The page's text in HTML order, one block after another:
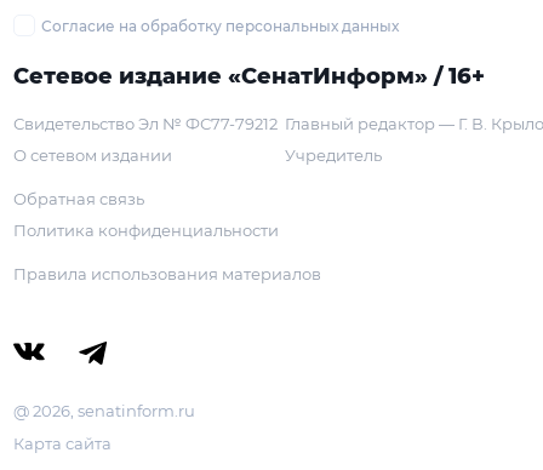
Согласие на обработку персональных данных
Сетевое издание «СенатИнформ» / 16+
Свидетельство Эл № ФС77-79212
О сетевом издании
Главный редактор — Г. В.
Учредитель
Обратная связь
Политика конфиденциальности
Правила использования материалов
@ 2026, senatinform.ru
Карта сайта